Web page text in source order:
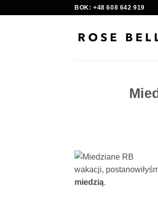
BOK: +48 608 642 919
wakacji,
miedzią.